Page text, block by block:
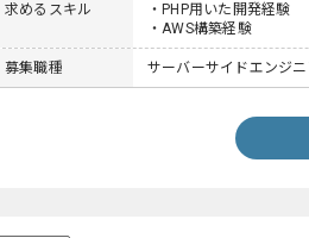
求めるスキル
・PHP用いた開発経験
・AWS構築経験
募集職種 サーバーサイドエンジニ